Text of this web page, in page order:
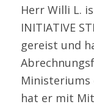
Herr Willi L.
INITIATIVE
gereist und
Ministeriums
hat er mit